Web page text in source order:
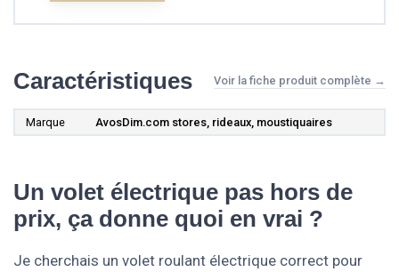
Caractéristiques Voir la fiche produit complète →
Marque AvosDim.com stores, rideaux, moustiquaires
Un volet électrique pas hors de
prix, ça donne quoi en vrai ?
Je cherchais un volet roulant électrique correct pour